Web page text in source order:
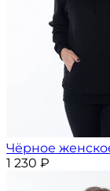
Чёрное
1 230 ₽